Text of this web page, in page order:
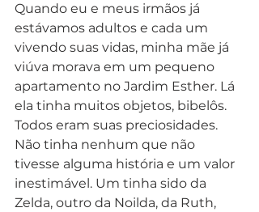
Quando eu e meus irmãos já
estávamos adultos e cada um
vivendo suas vidas, minha mãe já
viúva morava em um pequeno
apartamento no Jardim Esther. Lá
ela tinha muitos objetos, bibelôs.
Todos eram suas preciosidades.
Não tinha nenhum que não
tivesse alguma história e um valor
inestimável. Um tinha sido da
Zelda, outro da Noilda, da Ruth,